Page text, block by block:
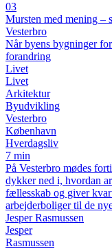
03
Mursten med mening –
Vesterbro
Når byens bygninger
forandring
Livet
Livet
Arkitektur
Byudvikling
Vesterbro
København
Hverdagsliv
7 min
På Vesterbro mødes
dykker ned i, hvordan
fællesskab og giver
arbejderboliger til de
Jesper Rasmussen
Jesper
Rasmussen